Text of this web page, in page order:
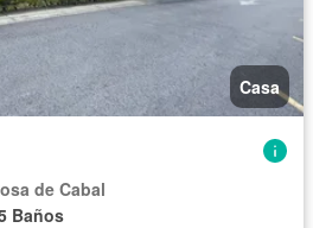
Casa
de Cabal
Baños